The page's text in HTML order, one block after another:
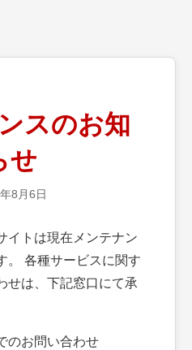
スのお知
せ
8月6日
トは現在メンテナン
。 各種サービスに関す
せは、下記窓口にて承
のお問い合わせ